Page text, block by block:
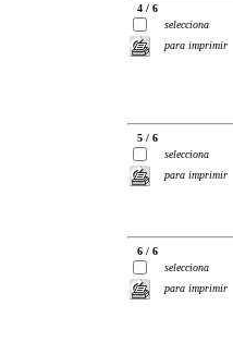
4 / 6
selecciona
para imprimir
5 / 6
selecciona
para imprimir
6 / 6
selecciona
para imprimir